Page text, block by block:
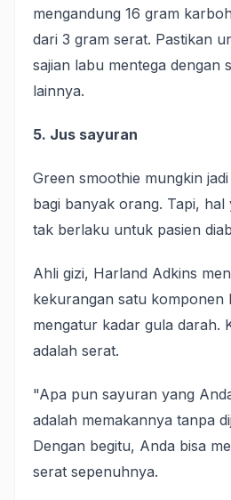
mengandung 16 gram
dari 3 gram serat. Pastikan
sajian labu mentega dengan
lainnya.
5. Jus sayuran
Green smoothie mungkin
bagi banyak orang. Tapi, hal
tak berlaku untuk pasien
Ahli gizi, Harland Adkins
kekurangan satu komponen
mengatur kadar gula darah.
adalah serat.
"Apa pun sayuran yang
adalah memakannya tanpa
Dengan begitu, Anda bisa
serat sepenuhnya.